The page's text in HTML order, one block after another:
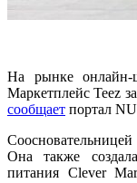
На рынке
Маркетплейс Teez
сообщает портал
Она также
питания Clever